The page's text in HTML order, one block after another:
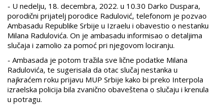
- U nedelju, 18. decembra, 2022. u 10.30 Darko Duspara,
porodični prijatelj porodice Radulović, telefonom je pozvao
Ambasadu Republike Srbije u Izraelu i obavestio o nestanku
Milana Radulovića. On je ambasadu informisao o detaljima
slučaja i zamolio za pomoć pri njegovom lociranju.
- Ambasada je potom tražila sve lične podatke Milana
Radulovića, te sugerisala da otac slučaj nestanka u
najkraćem roku prijavu MUP Srbije kako bi preko Interpola
izraelska policija bila zvanično obaveštena o slučaju i krenula
u potragu.